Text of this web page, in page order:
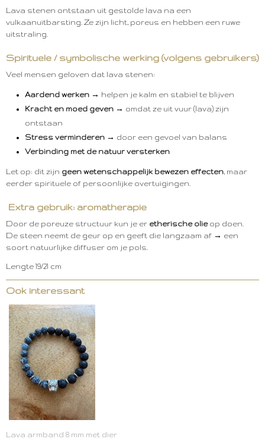
Lava stenen ontstaan uit gestolde lava na een
vulkaanuitbarsting. Ze zijn licht, poreus en hebben een ruwe
uitstraling.
Spirituele / symbolische werking (volgens gebruikers)
Veel mensen geloven dat lava stenen:
Aardend werken → helpen je kalm en stabiel te blijven
Kracht en moed geven → omdat ze uit vuur (lava) zijn
ontstaan
Stress verminderen → door een gevoel van balans
Verbinding met de natuur versterken
Let op: dit zijn geen wetenschappelijk bewezen effecten, maar
eerder spirituele of persoonlijke overtuigingen.
Extra gebruik: aromatherapie
Door de poreuze structuur kun je er etherische olieop doen.
De steen neemt de geur op en geeft die langzaam af → een
soort natuurlijke diffuser om je pols.
Lengte 19/21 cm
Ook interessant
Lava armband 8 mm met dier